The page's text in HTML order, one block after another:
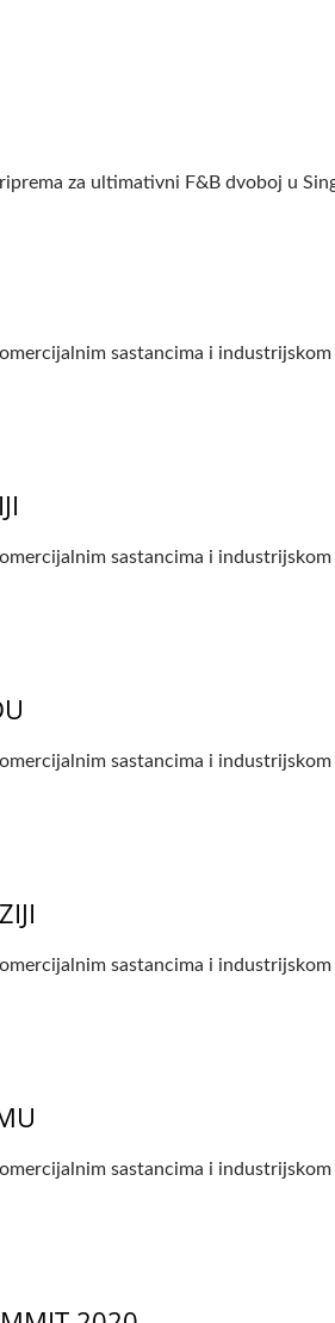
za ultimativni F&B dvoboj u
sastancima i
sastancima i
sastancima i
sastancima i
sastancima i